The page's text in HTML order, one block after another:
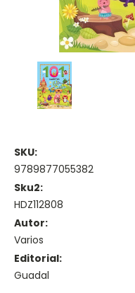
SKU:
9789877055382
Sku2:
HDZ112808
Autor:
Varios
Editorial:
Guadal